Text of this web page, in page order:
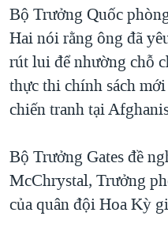
tới
"Tìm"
VẠCH TRẦN TIN GIẢ
NGƯỜI VIỆT HẢI NGOẠI
ĐỜI SỐNG
SỨC KHOẺ
VĂN HOÁ
THỂ THAO
CHIẾN TRANH THƯƠNG
HÀNH TRÌNH BẦU CỬ 2024
MỘT NĂM CHIẾN TRANH
GIẢI MÃ VÀNH ĐAI & CON
TRỊNH VĨNH BÌNH -
GROUND ZERO – XƯA
HỌC TIẾNG ANH
VIDEO
NGHE
MẠNG XÃ HỘI
Ngôn ngữ khác
Bộ Trưởng Quốc
Hai nói rằng ông đã
rút lui để nhường chỗ
thực thi chính sách
chiến tranh tại
Bộ Trưởng Gates đề
McChrystal, Trưởng
của quân đội Hoa Kỳ